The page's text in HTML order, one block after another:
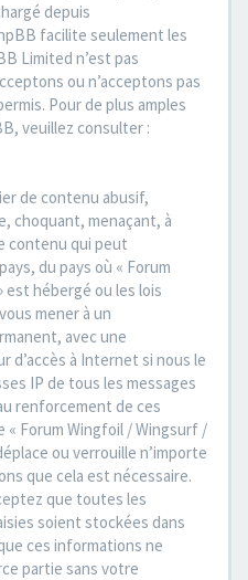
depuis
facilite seulement les
Limited n’est pas
ou n’acceptons pas
Pour de plus amples
veuillez consulter :
de contenu abusif,
choquant, menaçant, à
contenu qui peut
du pays où « Forum
hébergé ou les lois
mener à un
avec une
à Internet si nous le
IP de tous les messages
renforcement de ces
« Forum Wingfoil / Wingsurf /
ou verrouille n’importe
que cela est nécessaire.
que toutes les
soient stockées dans
ces informations ne
partie sans votre